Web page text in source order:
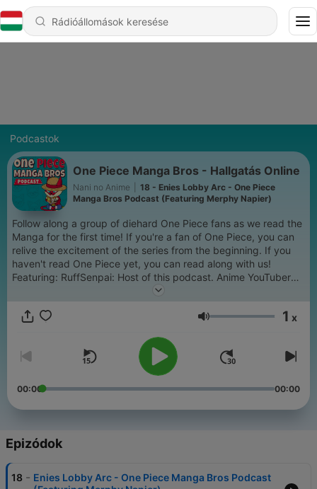
Podcastok
One Piece Manga Bros - Hallgatás Online
Nani no Anime
18 - Enies Lobby Arc - One Piece
Manga Bros Podcast (Featuring Merphy Napier)
Follow along a group of diehard One Piece fans as we read the
Manga for the first time! If you're a fan of One Piece, you can
relive the excitement of the series from the beginning. If you
haven't read One Piece yet, you can read along with us!
Featuring: RuffSenpai: Host of this podcast. Anime YouTuber
stan who watched One Piece when it was airing back in the
Hangerő 1 x
00:00 00:00
Epizódok
18 - Enies Lobby Arc - One Piece Manga Bros Podcast